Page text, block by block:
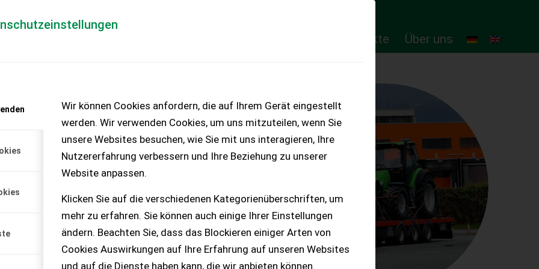
Wir können Cookies anfordern, die auf Ihrem Gerät eingestellt
werden. Wir verwenden Cookies, um uns mitzuteilen, wenn Sie
unsere Websites besuchen, wie Sie mit uns interagieren, Ihre
Nutzererfahrung verbessern und Ihre Beziehung zu unserer
Website anpassen.
Klicken Sie auf die verschiedenen Kategorienüberschriften, um
mehr zu erfahren. Sie können auch einige Ihrer Einstellungen
ändern. Beachten Sie, dass das Blockieren einiger Arten von
Cookies Auswirkungen auf Ihre Erfahrung auf unseren Websites
und auf die Dienste haben kann, die wir anbieten können.
Online-Produkte Über uns
– KEINE
Please
7175 for...